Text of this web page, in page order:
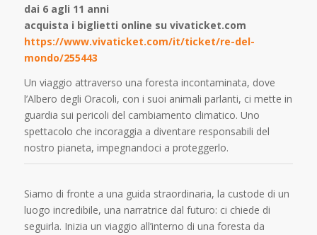
dai 6 agli 11 anni
acquista i biglietti online su vivaticket.com
https://www.vivaticket.com/it/ticket/re-del-
mondo/255443
Un viaggio attraverso una foresta incontaminata, dove
l’Albero degli Oracoli, con i suoi animali parlanti, ci mette in
guardia sui pericoli del cambiamento climatico. Uno
spettacolo che incoraggia a diventare responsabili del
nostro pianeta, impegnandoci a proteggerlo.
Siamo di fronte a una guida straordinaria, la custode di un
luogo incredibile, una narratrice dal futuro: ci chiede di
seguirla. Inizia un viaggio all’interno di una foresta da